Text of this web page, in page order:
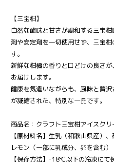
【三宝柑】
自然な酸味と甘さが調和する三宝
剤や安定剤を一切使用せず、三宝
す。
新鮮な柑橘の香りと口どけの良さ
お届けします。
健康を気遣いながらも、風味と贅
が凝縮された、特別な一品です。
商品名：クラフト三宝柑アイスク
【原材料名】生乳（和歌山県産）
レモン（一部に乳成分、卵を含む）
【保存方法】-18℃以下の冷凍にて